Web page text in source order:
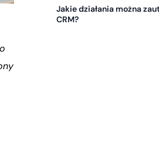
Jakie działania można
CRM?